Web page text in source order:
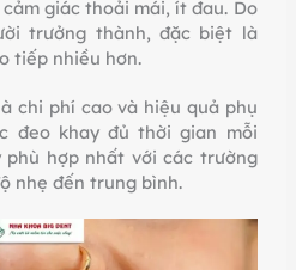
giác thoải mái, ít đau. Do
trưởng thành, đặc biệt là
tiếp nhiều hơn.
chi phí cao và hiệu quả phụ
đeo khay đủ thời gian mỗi
phù hợp nhất với các trường
nhẹ đến trung bình.